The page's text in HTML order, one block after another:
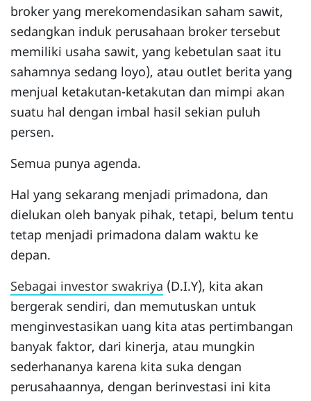
broker yang merekomendasikan saham sawit,
sedangkan induk perusahaan broker tersebut
memiliki usaha sawit, yang kebetulan saat itu
sahamnya sedang loyo), atau outlet berita yang
menjual ketakutan-ketakutan dan mimpi akan
suatu hal dengan imbal hasil sekian puluh
persen.
Semua punya agenda.
Hal yang sekarang menjadi primadona, dan
dielukan oleh banyak pihak, tetapi, belum tentu
tetap menjadi primadona dalam waktu ke
depan.
Sebagai investor swakriya (D.I.Y), kita akan
bergerak sendiri, dan memutuskan untuk
menginvestasikan uang kita atas pertimbangan
banyak faktor, dari kinerja, atau mungkin
sederhananya karena kita suka dengan
perusahaannya, dengan berinvestasi ini kita